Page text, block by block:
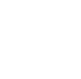
独奏《红
我们的田
读书郎》
《红星歌》